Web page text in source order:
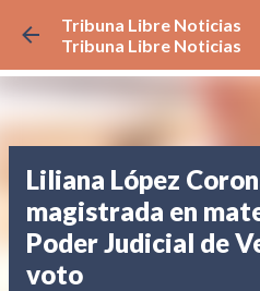
Ir al
Tribuna Libre Noticias
Tribuna Libre Noticias
Liliana López
magistrada en
Poder Judicial de
voto